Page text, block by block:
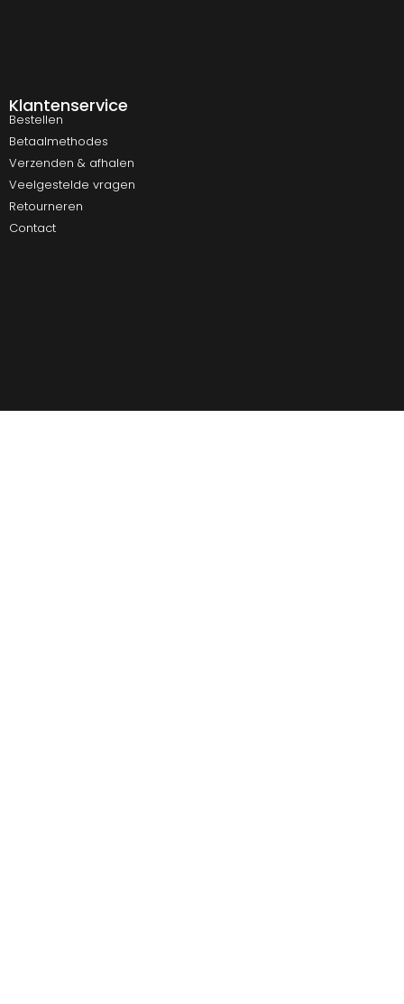
Klantenservice
Bestellen
Betaalmethodes
Verzenden & afhalen
Veelgestelde vragen
Retourneren
Contact